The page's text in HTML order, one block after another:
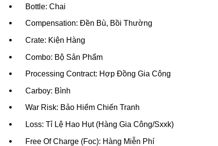
Bottle: Chai
Compensation: Đền Bù, Bồi Thường
Crate: Kiện Hàng
Combo: Bộ Sản Phẩm
Processing Contract: Hợp Đồng Gia Công
Carboy: Bình
War Risk: Bảo Hiểm Chiến Tranh
Loss: Tỉ Lệ Hao Hụt (Hàng Gia Công/Sxxk)
Free Of Charge (Foc): Hàng Miễn Phí